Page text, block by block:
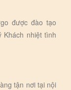
được đào tạo
Khách nhiệt tình
tận nơi tại nội